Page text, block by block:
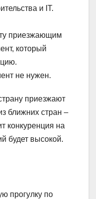
и IT.
приезжающим
который
не нужен.
приезжают
ближних стран –
конкуренция на
будет высокой.
прогулку по